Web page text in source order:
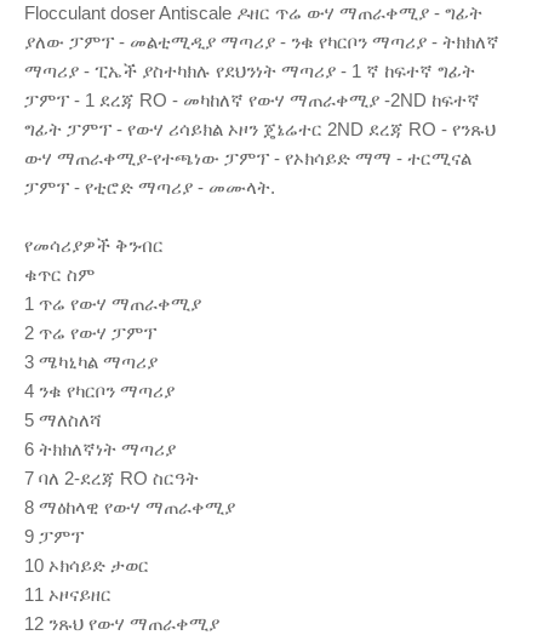
Flocculant doser Antiscale ዶዘር ጥሬ ውሃ ማጠራቀሚያ - ግፊት
ያለው ፓምፕ - መልቲሚዲያ ማጣሪያ - ንቁ የካርቦን ማጣሪያ - ትክክለኛ
ማጣሪያ - ፒኤች ያስተካክሉ የደህንነት ማጣሪያ - 1 ኛ ከፍተኛ ግፊት
ፓምፕ - 1 ደረጃ RO - መካከለኛ የውሃ ማጠራቀሚያ -2ND ከፍተኛ
ግፊት ፓምፕ - የውሃ ሪሳይክል ኦዞን ጄኔሬተር 2ND ደረጃ RO - የንጹህ
ውሃ ማጠራቀሚያ-የተጫነው ፓምፕ - የኦክሳይድ ማማ - ተርሚናል
ፓምፕ - የቲሮድ ማጣሪያ - መሙላት.
የመሳሪያዎች ቅንብር
ቁጥር ስም
1 ጥሬ የውሃ ማጠራቀሚያ
2 ጥሬ የውሃ ፓምፕ
3 ሜካኒካል ማጣሪያ
4 ንቁ የካርቦን ማጣሪያ
5 ማለስለሻ
6 ትክክለኛነት ማጣሪያ
7 ባለ 2-ደረጃ RO ስርዓት
8 ማዕከላዊ የውሃ ማጠራቀሚያ
9 ፓምፕ
10 ኦክሳይድ ታወር
11 ኦዞናይዘር
12 ንጹህ የውሃ ማጠራቀሚያ